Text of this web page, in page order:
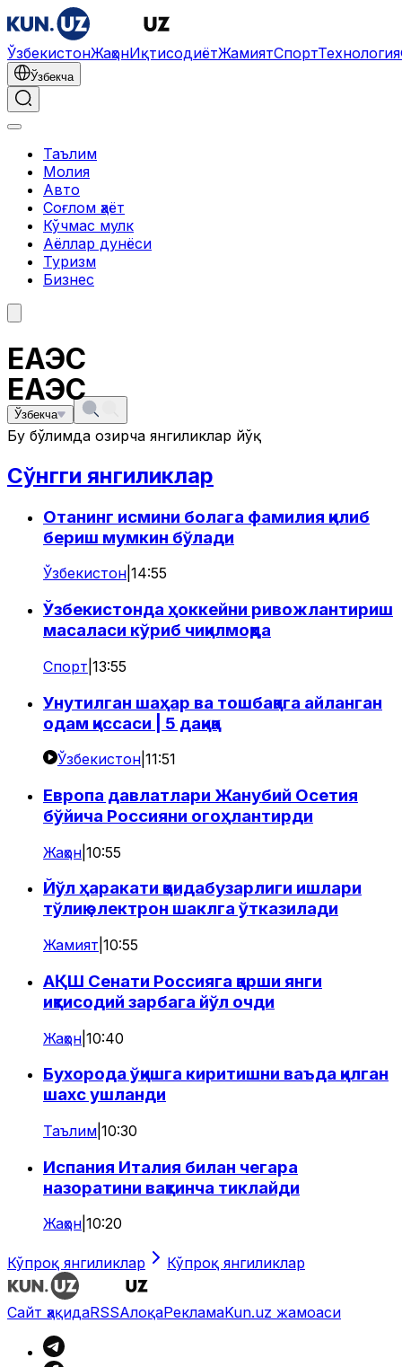
ЎзбекистонЖаҳонИқтисодиётЖамиятСпортТехнология
Ўзбекча
Таълим
Молия
Авто
Соғлом ҳаёт
Кўчмас мулк
Аёллар дунёси
Туризм
Бизнес
ЕАЭС
Ўзбекча
ЕАЭС
Бу бўлимда ҳозирча янгиликлар йўқ
Сўнгги янгиликлар
Отанинг исмини болага фамилия қилиб
бериш мумкин бўлади
Ўзбекистон 14:55
Ўзбекистонда ҳоккейни ривожлантириш
масаласи кўриб чиқилмоқда
Спорт 13:55
Унутилган шаҳар ва тошбақага айланган
одам қиссаси | 5 дақиқа
Ўзбекистон 11:51
Европа давлатлари Жанубий Осетия
бўйича Россияни огоҳлантирди
Жаҳон 10:55
Йўл ҳаракати қоидабузарлиги ишлари
тўлиқ электрон шаклга ўтказилади
Жамият 10:55
АҚШ Сенати Россияга қарши янги
иқтисодий зарбага йўл очди
Жаҳон 10:40
Бухорода ўқишга киритишни ваъда қилган
шахс ушланди
Таълим 10:30
Испания Италия билан чегара
назоратини вақтинча тиклайди
Жаҳон 10:20
Кўпроқ янгиликлар Кўпроқ янгиликлар
Сайт ҳақидаRSSАлоқаРекламаKun.uz жамоаси